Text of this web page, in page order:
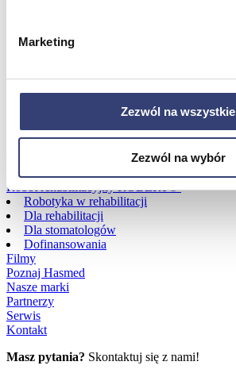
Marketing
Zezwól na wszystkie
Zezwól na wybór
Zobacz wszystko
Wróć
Robot rehabilitacyjny ROBERT®
Robotyka w rehabilitacji
Dla rehabilitacji
Dla stomatologów
Dofinansowania
Filmy
Poznaj Hasmed
Nasze marki
Partnerzy
Serwis
Kontakt
Masz pytania? Skontaktuj się z nami!